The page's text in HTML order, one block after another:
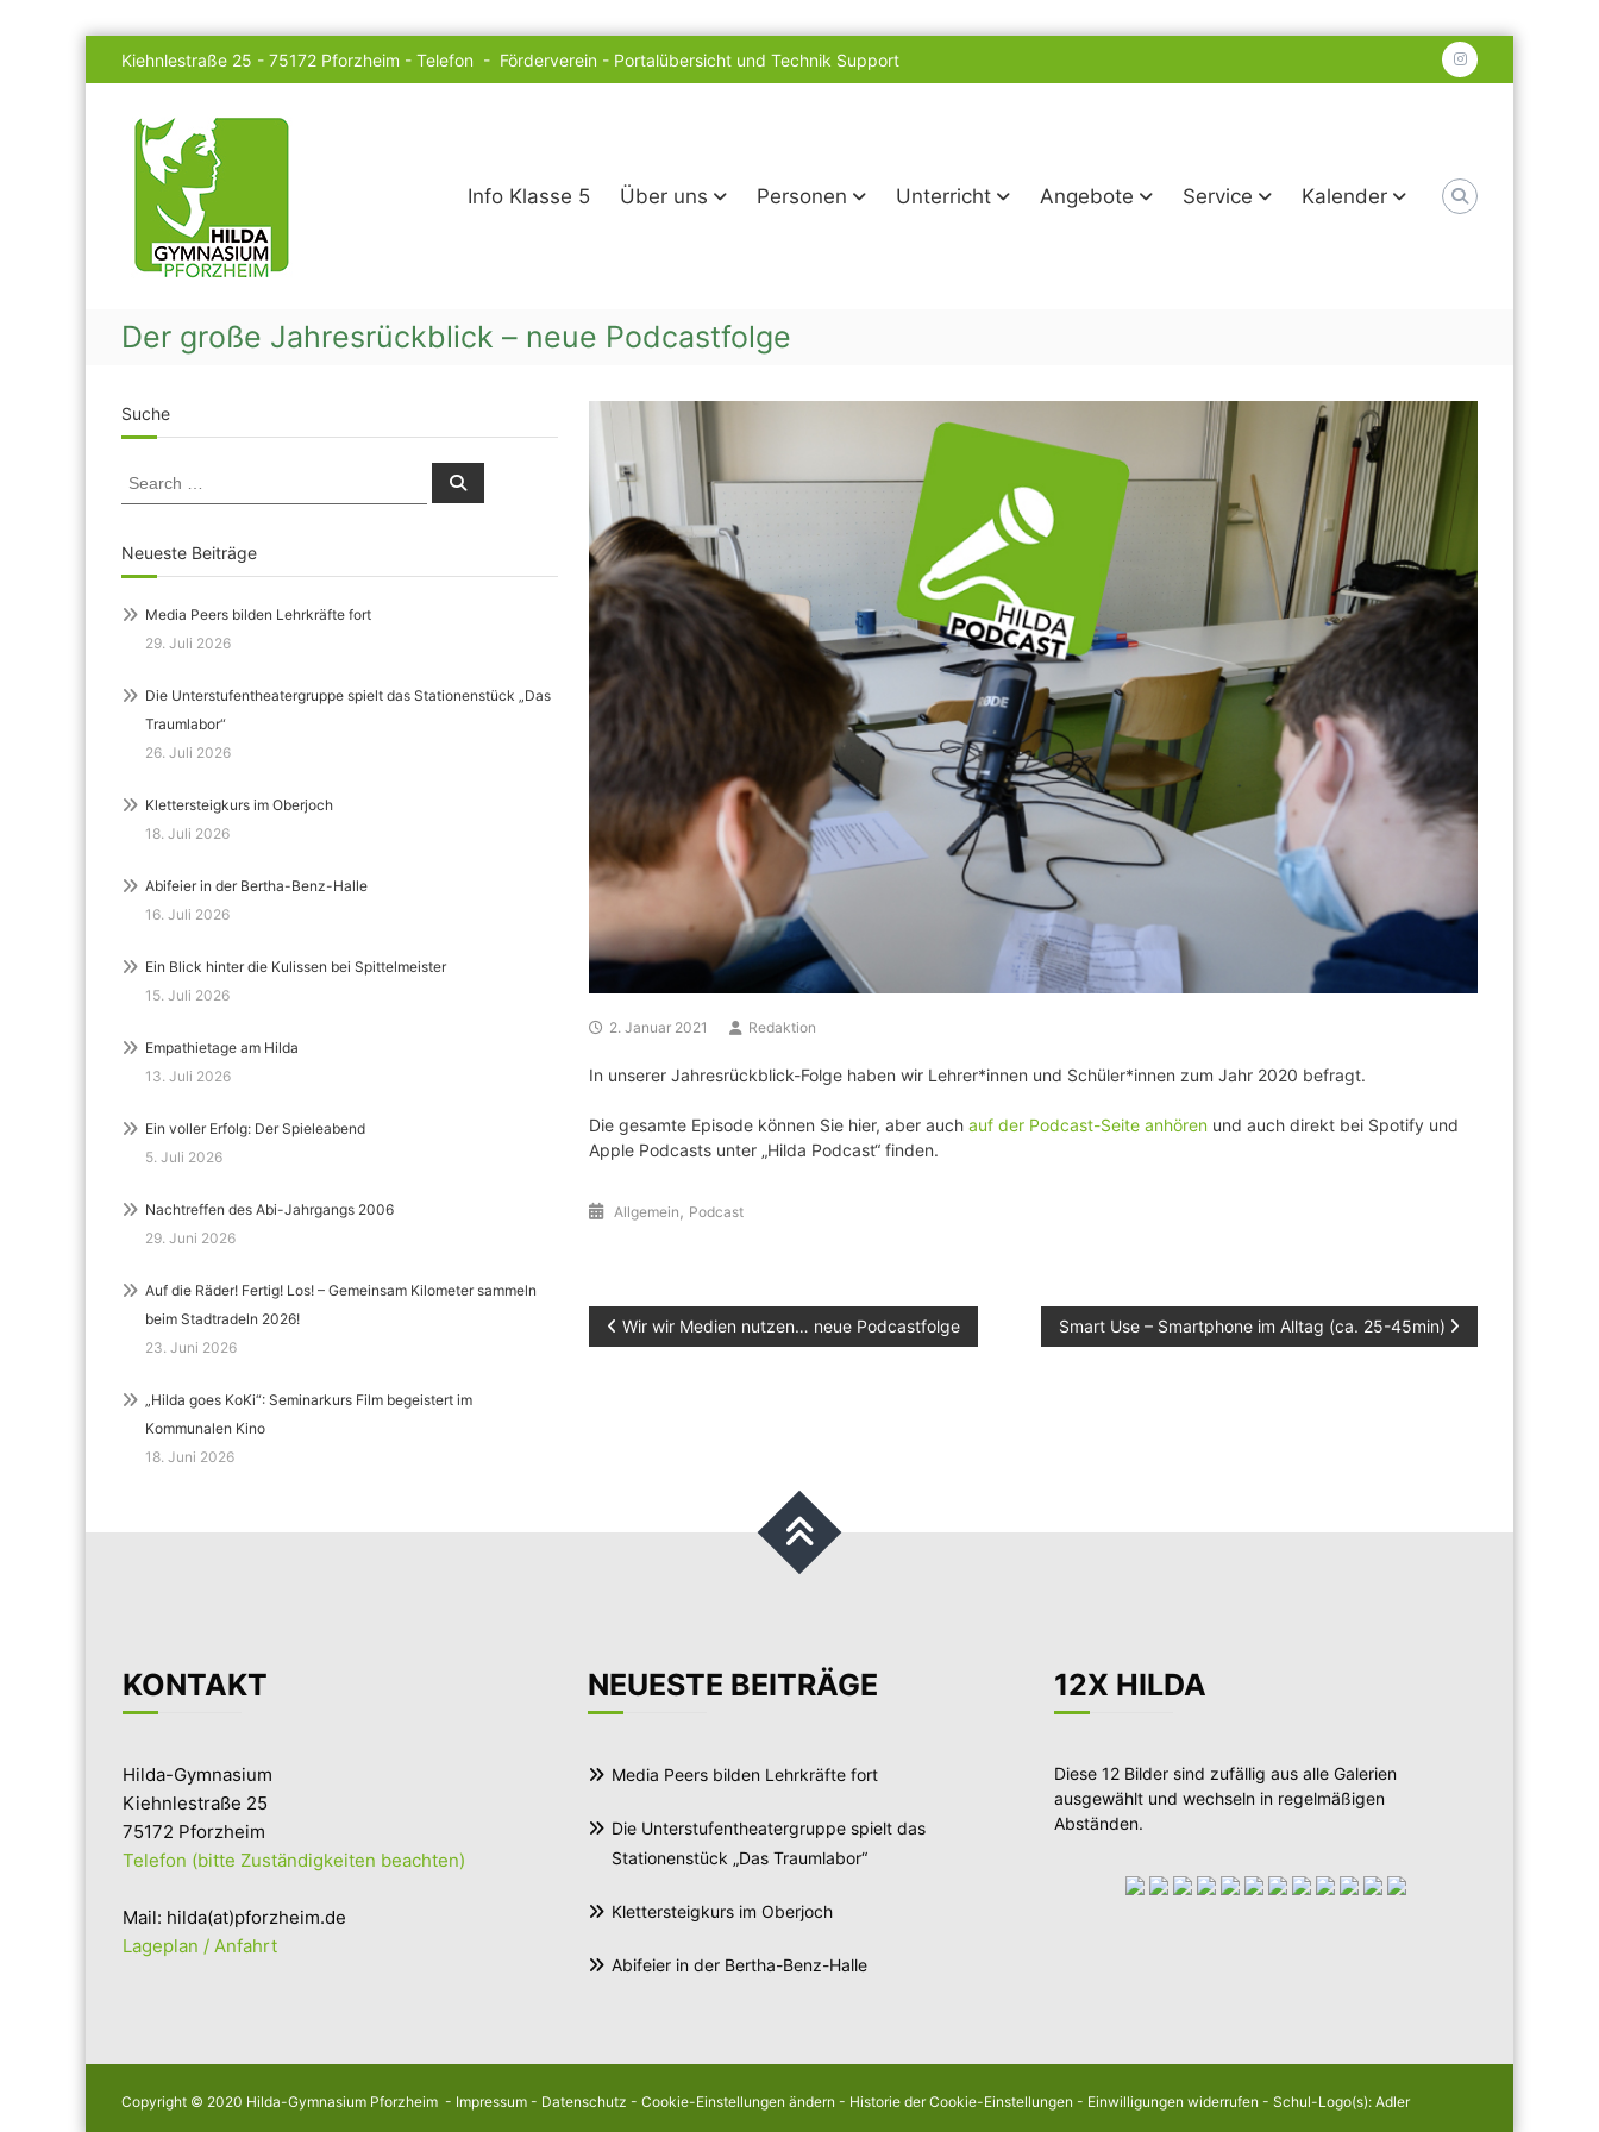
Kiehnlestraße 25 - 75172 Pforzheim - Telefon - Förderverein - Portalübersicht und Technik Support instagram
Hilda
Gymnasium
Info Klasse 5 Über uns Personen Unterricht Angebote Service Kalender
Der große Jahresrückblick – neue Podcastfolge
2. Januar 2021 Redaktion
In unserer Jahresrückblick-Folge haben wir Lehrer*innen und Schüler*innen zum Jahr 2020 befragt.
Die gesamte Episode können Sie hier, aber auchauf der Podcast-Seite anhören und auch direkt bei Spotify und
Apple Podcasts unter „Hilda Podcast“ finden.
Allgemein , Podcast
Beitragsnavigation
Wir wir Medien nutzen… neue Podcastfolge Smart Use – Smartphone im Alltag (ca. 25-45min)
Suche
Search
Search
Neueste Beiträge
Media Peers bilden Lehrkräfte fort
29. Juli 2026
Die Unterstufentheatergruppe spielt das Stationenstück „Das
Traumlabor“
26. Juli 2026
Klettersteigkurs im Oberjoch
18. Juli 2026
Abifeier in der Bertha-Benz-Halle
16. Juli 2026
Ein Blick hinter die Kulissen bei Spittelmeister
15. Juli 2026
Empathietage am Hilda
13. Juli 2026
Ein voller Erfolg: Der Spieleabend
5. Juli 2026
Nachtreffen des Abi-Jahrgangs 2006
29. Juni 2026
Auf die Räder! Fertig! Los! – Gemeinsam Kilometer sammeln
beim Stadtradeln 2026!
23. Juni 2026
„Hilda goes KoKi“: Seminarkurs Film begeistert im
Kommunalen Kino
18. Juni 2026
KONTAKT
Hilda-Gymnasium
Kiehnlestraße 25
75172 Pforzheim
Telefon (bitte Zuständigkeiten beachten)
Mail: hilda(at)pforzheim.de
Lageplan / Anfahrt
NEUESTE BEITRÄGE
Media Peers bilden Lehrkräfte fort
Die Unterstufentheatergruppe spielt das
Stationenstück „Das Traumlabor“
Klettersteigkurs im Oberjoch
Abifeier in der Bertha-Benz-Halle
12X HILDA
Diese 12 Bilder sind zufällig aus alle Galerien
ausgewählt und wechseln in regelmäßigen
Abständen.
Copyright © 2020 Hilda-Gymnasium Pforzheim - Impressum - Datenschutz - Cookie-Einstellungen ändern - Historie der Cookie-Einstellungen - Einwilligungen widerrufen - Schul-Logo(s): Adler